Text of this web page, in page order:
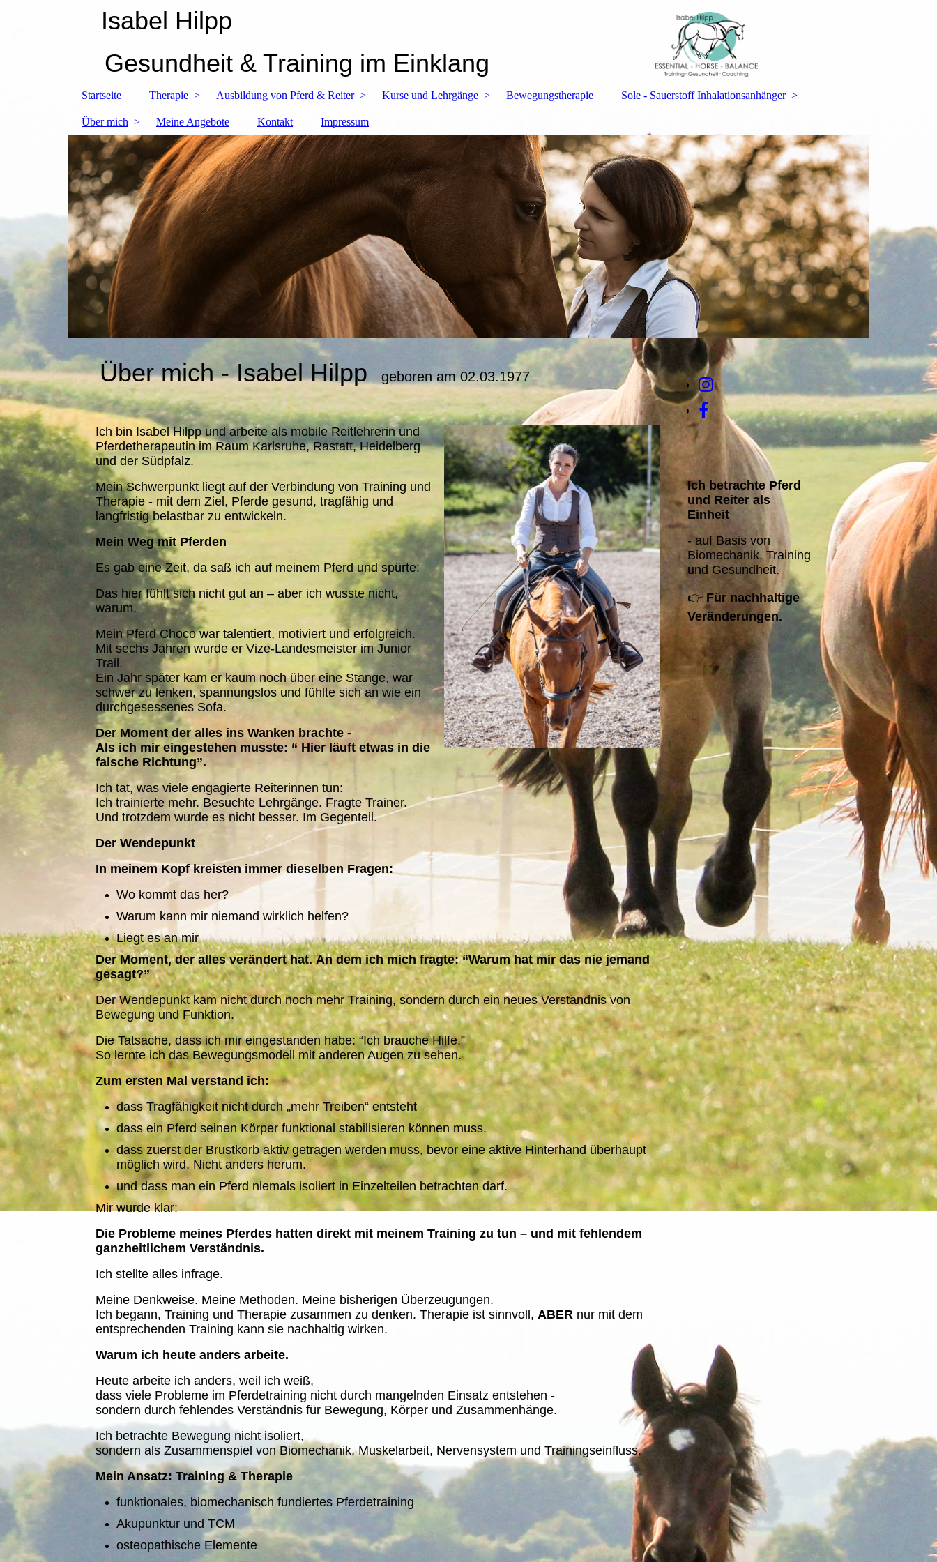
Isabel Hilpp
Gesundheit & Training im Einklang
Startseite Therapie Ausbildung von Pferd & Reiter Kurse und Lehrgänge Bewegungstherapie Sole - Sauerstoff Inhalationsanhänger
Über mich Meine Angebote Kontakt Impressum
Über mich -Isabel Hilpp geboren am 02.03.1977
Ich bin Isabel Hilpp und arbeite als mobile Reitlehrerin und
Pferdetherapeutin im Raum Karlsruhe, Rastatt, Heidelberg
und der Südpfalz.
Mein Schwerpunkt liegt auf der Verbindung von Training und
Therapie - mit dem Ziel, Pferde gesund, tragfähig und
langfristig belastbar zu entwickeln.
Mein Weg mit Pferden
Es gab eine Zeit, da saß ich auf meinem Pferd und spürte:
Das hier fühlt sich nicht gut an – aber ich wusste nicht,
warum.
Mein Pferd Choco war talentiert, motiviert und erfolgreich.
Mit sechs Jahren wurde er Vize-Landesmeister im Junior
Trail.
Ein Jahr später kam er kaum noch über eine Stange, war
schwer zu lenken, spannungslos und fühlte sich an wie ein
durchgesessenes Sofa.
Der Moment der alles ins Wanken brachte -
Als ich mir eingestehen musste: “ Hier läuft etwas in die
falsche Richtung”.
Ich tat, was viele engagierte Reiterinnen tun:
Ich trainierte mehr. Besuchte Lehrgänge. Fragte Trainer.
Und trotzdem wurde es nicht besser. Im Gegenteil.
Der Wendepunkt
In meinem Kopf kreisten immer dieselben Fragen:
Wo kommt das her?
Warum kann mir niemand wirklich helfen?
Liegt es an mir
Der Moment, der alles verändert hat.An dem ich mich fragte: “Warum hat mir das nie jemand
gesagt?”
Der Wendepunkt kam nicht durch noch mehr Training,sondern durch ein neues Verständnis von
Bewegung und Funktion.
Die Tatsache, dass ich mir eingestanden habe: “Ich brauche Hilfe.”
So lernte ich das Bewegungsmodell mit anderen Augen zu sehen.
Zum ersten Mal verstand ich:
dass Tragfähigkeit nicht durch „mehr Treiben“ entsteht
dass ein Pferd seinen Körper funktional stabilisieren können muss.
dass zuerst der Brustkorb aktiv getragen werden muss, bevor eine aktive Hinterhand überhaupt
möglich wird. Nicht anders herum.
und dass man ein Pferd niemals isoliert in Einzelteilen betrachten darf.
Mir wurde klar:
Die Probleme meines Pferdes hatten direkt mit meinem Training zu tun – und mit fehlendem
ganzheitlichem Verständnis.
Ich stellte alles infrage.
Meine Denkweise. Meine Methoden. Meine bisherigen Überzeugungen.
Ich begann, Training und Therapie zusammen zu denken. Therapie ist sinnvoll, ABER nur mit dem
entsprechenden Training kann sie nachhaltig wirken.
Warum ich heute anders arbeite.
Heute arbeite ich anders, weil ich weiß,
dass viele Probleme im Pferdetraining nicht durch mangelnden Einsatz entstehen -
sondern durch fehlendes Verständnis für Bewegung, Körper und Zusammenhänge.
Ich betrachte Bewegung nicht isoliert,
sondern als Zusammenspiel von Biomechanik, Muskelarbeit, Nervensystem und Trainingseinfluss.
Mein Ansatz: Training & Therapie
funktionales, biomechanisch fundiertes Pferdetraining
Akupunktur und TCM
osteopathische Elemente
Ich betrachte Pferd
und Reiter als
Einheit
- auf Basis von
Biomechanik, Training
und Gesundheit.
👉 Für nachhaltige
Veränderungen.